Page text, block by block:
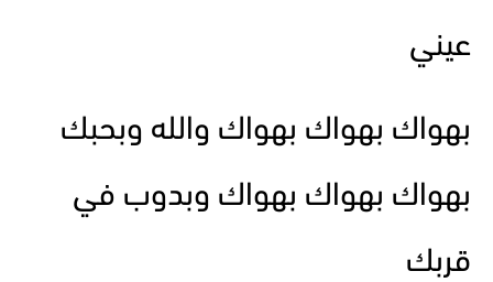
عيني
بهواك بهواك بهواك والله وبحبك
بهواك بهواك بهواك وبدوب في
قربك